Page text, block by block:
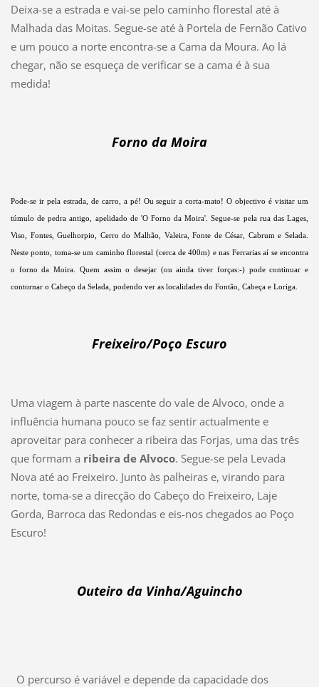
Deixa-se a estrada e vai-se pelo caminho florestal até à
Malhada das Moitas. Segue-se até à Portela de Fernão Cativo
e um pouco a norte encontra-se a Cama da Moura. Ao lá
chegar, não se esqueça de verificar se a cama é à sua
medida!
Forno da Moira
Pode-se ir pela estrada, de carro, a pé! Ou seguir a corta-mato! O objectivo é visitar um
túmulo de pedra antigo, apelidado de 'O Forno da Moira'. Segue-se pela rua das Lages,
Viso, Fontes, Guelhorpio, Cerro do Malhão, Valeira, Fonte de César, Cabrum e Selada.
Neste ponto, toma-se um caminho florestal (cerca de 400m) e nas Ferrarias aí se encontra
o forno da Moira. Quem assim o desejar (ou ainda tiver forças:-) pode continuar e
contornar o Cabeço da Selada, podendo ver as localidades do Fontão, Cabeça e Loriga.
Freixeiro/Poço Escuro
Uma viagem à parte nascente do vale de Alvoco, onde a
influência humana pouco se faz sentir actualmente e
aproveitar para conhecer a ribeira das Forjas, uma das três
que formam a ribeira de Alvoco. Segue-se pela Levada
Nova até ao Freixeiro. Junto às palheiras e, virando para
norte, toma-se a direcção do Cabeço do Freixeiro, Laje
Gorda, Barroca das Redondas e eis-nos chegados ao Poço
Escuro!
Outeiro da Vinha/Aguincho
O percurso é variável e depende da capacidade dos